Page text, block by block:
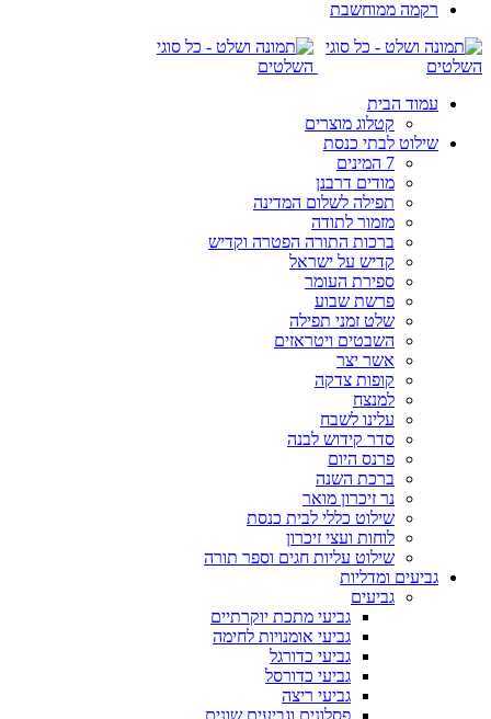
רקמה ממוחשבת
עמוד הבית
קטלוג מוצרים
שילוט לבתי כנסת
7 המינים
מודים דרבנן
תפילה לשלום המדינה
מזמור לתודה
ברכות התורה הפטרה וקדיש
קדיש על ישראל
ספירת העומר
פרשת שבוע
שלט זמני תפילה
השבטים ויטראזים
אשר יצר
קופות צדקה
למנצח
עלינו לשבח
סדר קידוש לבנה
פרנס היום
ברכת השנה
נר זיכרון מואר
שילוט כללי לבית כנסת
לוחות ועצי זיכרון
שילוט עליות חגים וספר תורה
גביעים ומדליות
גביעים
גביעי מתכת יוקרתיים
גביעי אומנויות לחימה
גביעי כדורגל
גביעי כדורסל
גביעי ריצה
פסלונים וגביעים שונים